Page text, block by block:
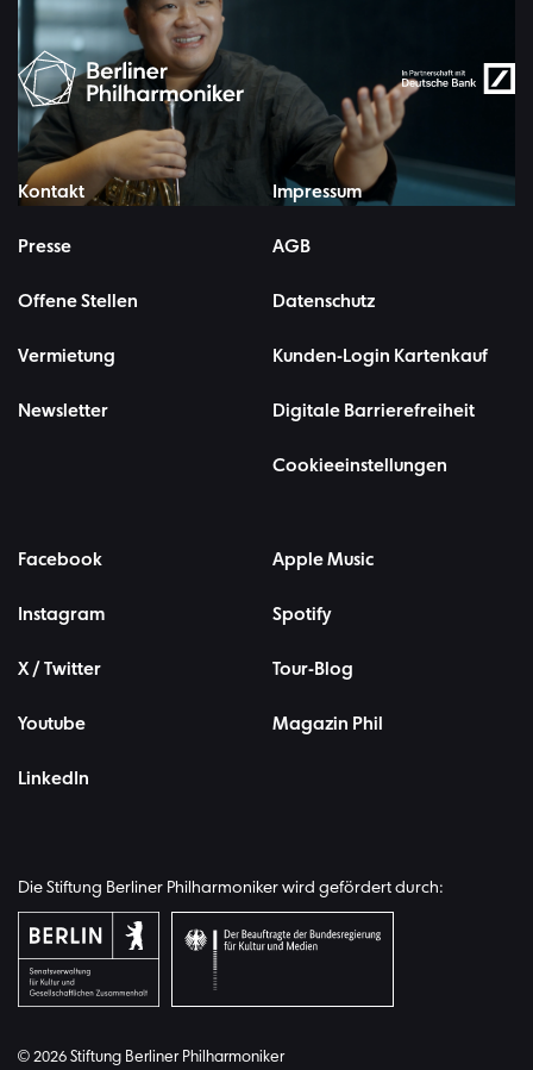
Kontakt
Presse
Offene Stellen
Vermietung
Newsletter
Impressum
AGB
Datenschutz
Kunden-Login Kartenkauf
Digitale Barrierefreiheit
Cookieeinstellungen
Facebook
Instagram
X / Twitter
Youtube
LinkedIn
Apple Music
Spotify
Tour-Blog
Magazin Phil
Die Stiftung Berliner Philharmoniker wird gefördert durch:
© 2026 Stiftung Berliner Philharmoniker